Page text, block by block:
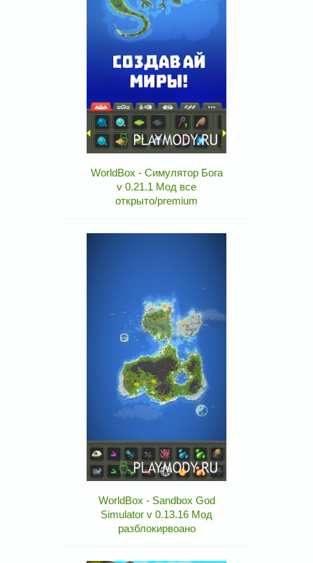
WorldBox - Симулятор Бога
v 0.21.1 Мод все
открыто/premium
WorldBox - Sandbox God
Simulator v 0.13.16 Мод
разблокирвоано